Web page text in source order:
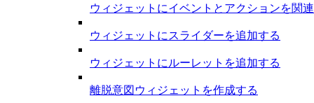
ウィジェットにイベントとアクションを関
ウィジェットにスライダーを追加する
ウィジェットにルーレットを追加する
離脱意図ウィジェットを作成する